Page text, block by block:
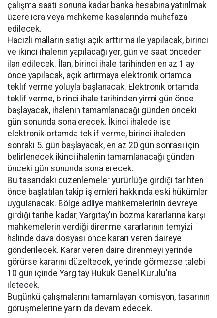
çalışma saati sonuna kadar banka hesabına yatırılmak
üzere icra veya mahkeme kasalarında muhafaza
edilecek.
Hacizli malların satışı açık arttırma ile yapılacak, birinci
ve ikinci ihalenin yapılacağı yer, gün ve saat önceden
ilan edilecek. İlan, birinci ihale tarihinden en az 1 ay
önce yapılacak, açık artırmaya elektronik ortamda
teklif verme yoluyla başlanacak. Elektronik ortamda
teklif verme, birinci ihale tarihinden yirmi gün önce
başlayacak, ihalenin tamamlanacağı günden önceki
gün sonunda sona erecek. İkinci ihalede ise
elektronik ortamda teklif verme, birinci ihaleden
sonraki 5. gün başlayacak, en az 20 gün sonrası için
belirlenecek ikinci ihalenin tamamlanacağı günden
önceki gün sonunda sona erecek.
Bu tasarıdaki düzenlemeler yürürlüğe girdiği tarihten
önce başlatılan takip işlemleri hakkında eski hükümler
uygulanacak. Bölge adliye mahkemelerinin devreye
girdiği tarihe kadar, Yargıtay'ın bozma kararlarına karşı
mahkemelerin verdiği direnme kararlarının temyizi
halinde dava dosyası önce kararı veren daireye
gönderilecek. Karar veren daire direnmeyi yerinde
görürse kararını düzeltecek, yerinde görmezse talebi
10 gün içinde Yargıtay Hukuk Genel Kurulu'na
iletecek.
Bugünkü çalışmalarını tamamlayan komisyon, tasarının
görüşmelerine yarın da devam edecek.